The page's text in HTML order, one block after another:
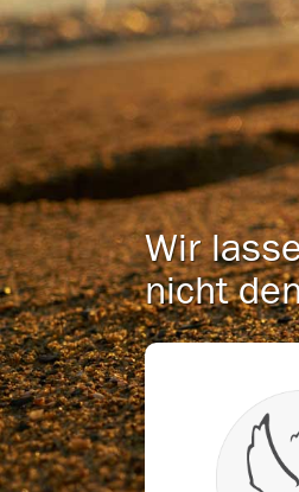
Wir
nicht